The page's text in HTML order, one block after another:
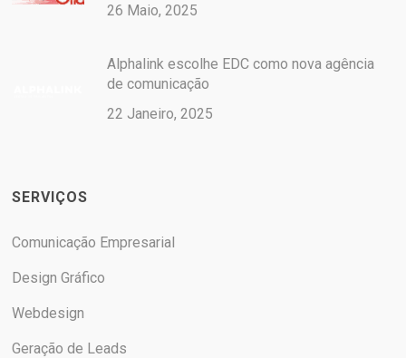
26 Maio, 2025
Alphalink escolhe EDC como nova agência
de comunicação
22 Janeiro, 2025
SERVIÇOS
Comunicação Empresarial
Design Gráfico
Webdesign
Geração de Leads